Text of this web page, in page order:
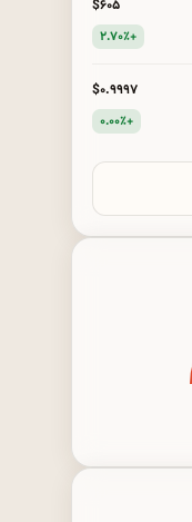
$۶۰۵
+۲.۷۰٪
$۰.۹۹۹۷
+۰.۰۰٪